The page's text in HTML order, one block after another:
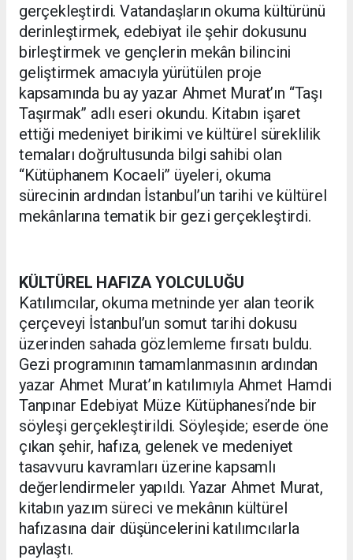
gerçekleştirdi. Vatandaşların okuma kültürünü
derinleştirmek, edebiyat ile şehir dokusunu
birleştirmek ve gençlerin mekân bilincini
geliştirmek amacıyla yürütülen proje
kapsamında bu ay yazar Ahmet Murat’ın “Taşı
Taşırmak” adlı eseri okundu. Kitabın işaret
ettiği medeniyet birikimi ve kültürel süreklilik
temaları doğrultusunda bilgi sahibi olan
“Kütüphanem Kocaeli” üyeleri, okuma
sürecinin ardından İstanbul’un tarihi ve kültürel
mekânlarına tematik bir gezi gerçekleştirdi.
KÜLTÜREL HAFIZA YOLCULUĞU
Katılımcılar, okuma metninde yer alan teorik
çerçeveyi İstanbul’un somut tarihi dokusu
üzerinden sahada gözlemleme fırsatı buldu.
Gezi programının tamamlanmasının ardından
yazar Ahmet Murat’ın katılımıyla Ahmet Hamdi
Tanpınar Edebiyat Müze Kütüphanesi’nde bir
söyleşi gerçekleştirildi. Söyleşide; eserde öne
çıkan şehir, hafıza, gelenek ve medeniyet
tasavvuru kavramları üzerine kapsamlı
değerlendirmeler yapıldı. Yazar Ahmet Murat,
kitabın yazım süreci ve mekânın kültürel
hafızasına dair düşüncelerini katılımcılarla
paylaştı.